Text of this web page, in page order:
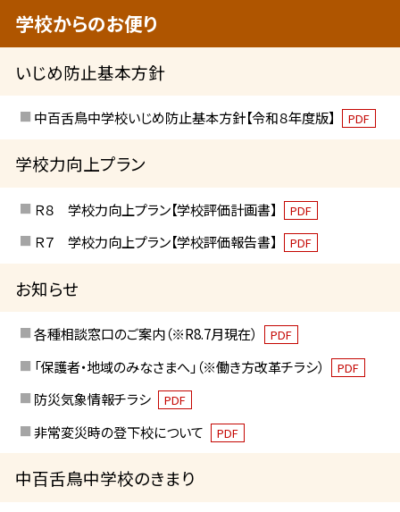
学校からのお便り
いじめ防止基本方針
中百舌鳥中学校いじめ防止基本方針【令和８年度版】 PDF
学校力向上プラン
Ｒ８ 学校力向上プラン【学校評価計画書】 PDF
Ｒ７ 学校力向上プラン【学校評価報告書】 PDF
お知らせ
各種相談窓口のご案内（※R8.7月現在） PDF
「保護者・地域のみなさまへ」（※働き方改革チラシ） PDF
防災気象情報チラシ PDF
非常変災時の登下校について PDF
中百舌鳥中学校のきまり